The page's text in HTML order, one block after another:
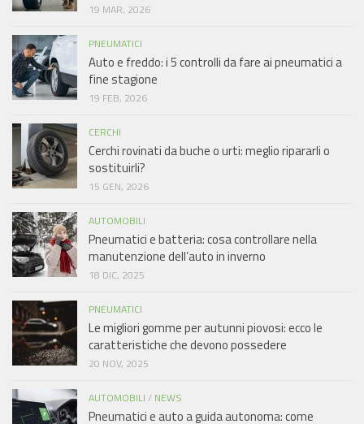
19 MAR, 2026
PNEUMATICI
Auto e freddo: i 5 controlli da fare ai pneumatici a
fine stagione
19 FEB, 2026
CERCHI
Cerchi rovinati da buche o urti: meglio ripararli o
sostituirli?
15 GEN, 2026
AUTOMOBILI
Pneumatici e batteria: cosa controllare nella
manutenzione dell’auto in inverno
18 DIC, 2025
PNEUMATICI
Le migliori gomme per autunni piovosi: ecco le
caratteristiche che devono possedere
20 NOV, 2025
AUTOMOBILI / NEWS
Pneumatici e auto a guida autonoma: come